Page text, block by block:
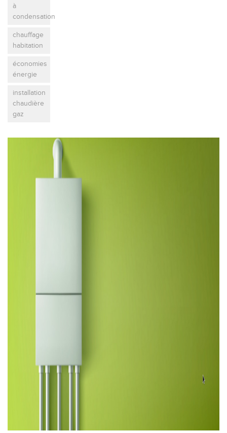
à
condensation
chauffage
habitation
économies
énergie
installation
chaudière
gaz